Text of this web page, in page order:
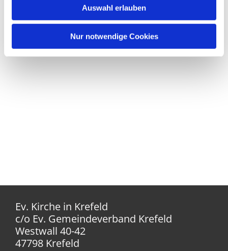
Auswahl erlauben
Nur notwendige Cookies
Ev. Kirche in Krefeld
c/o Ev. Gemeindeverband Krefeld
Westwall 40-42
47798 Krefeld